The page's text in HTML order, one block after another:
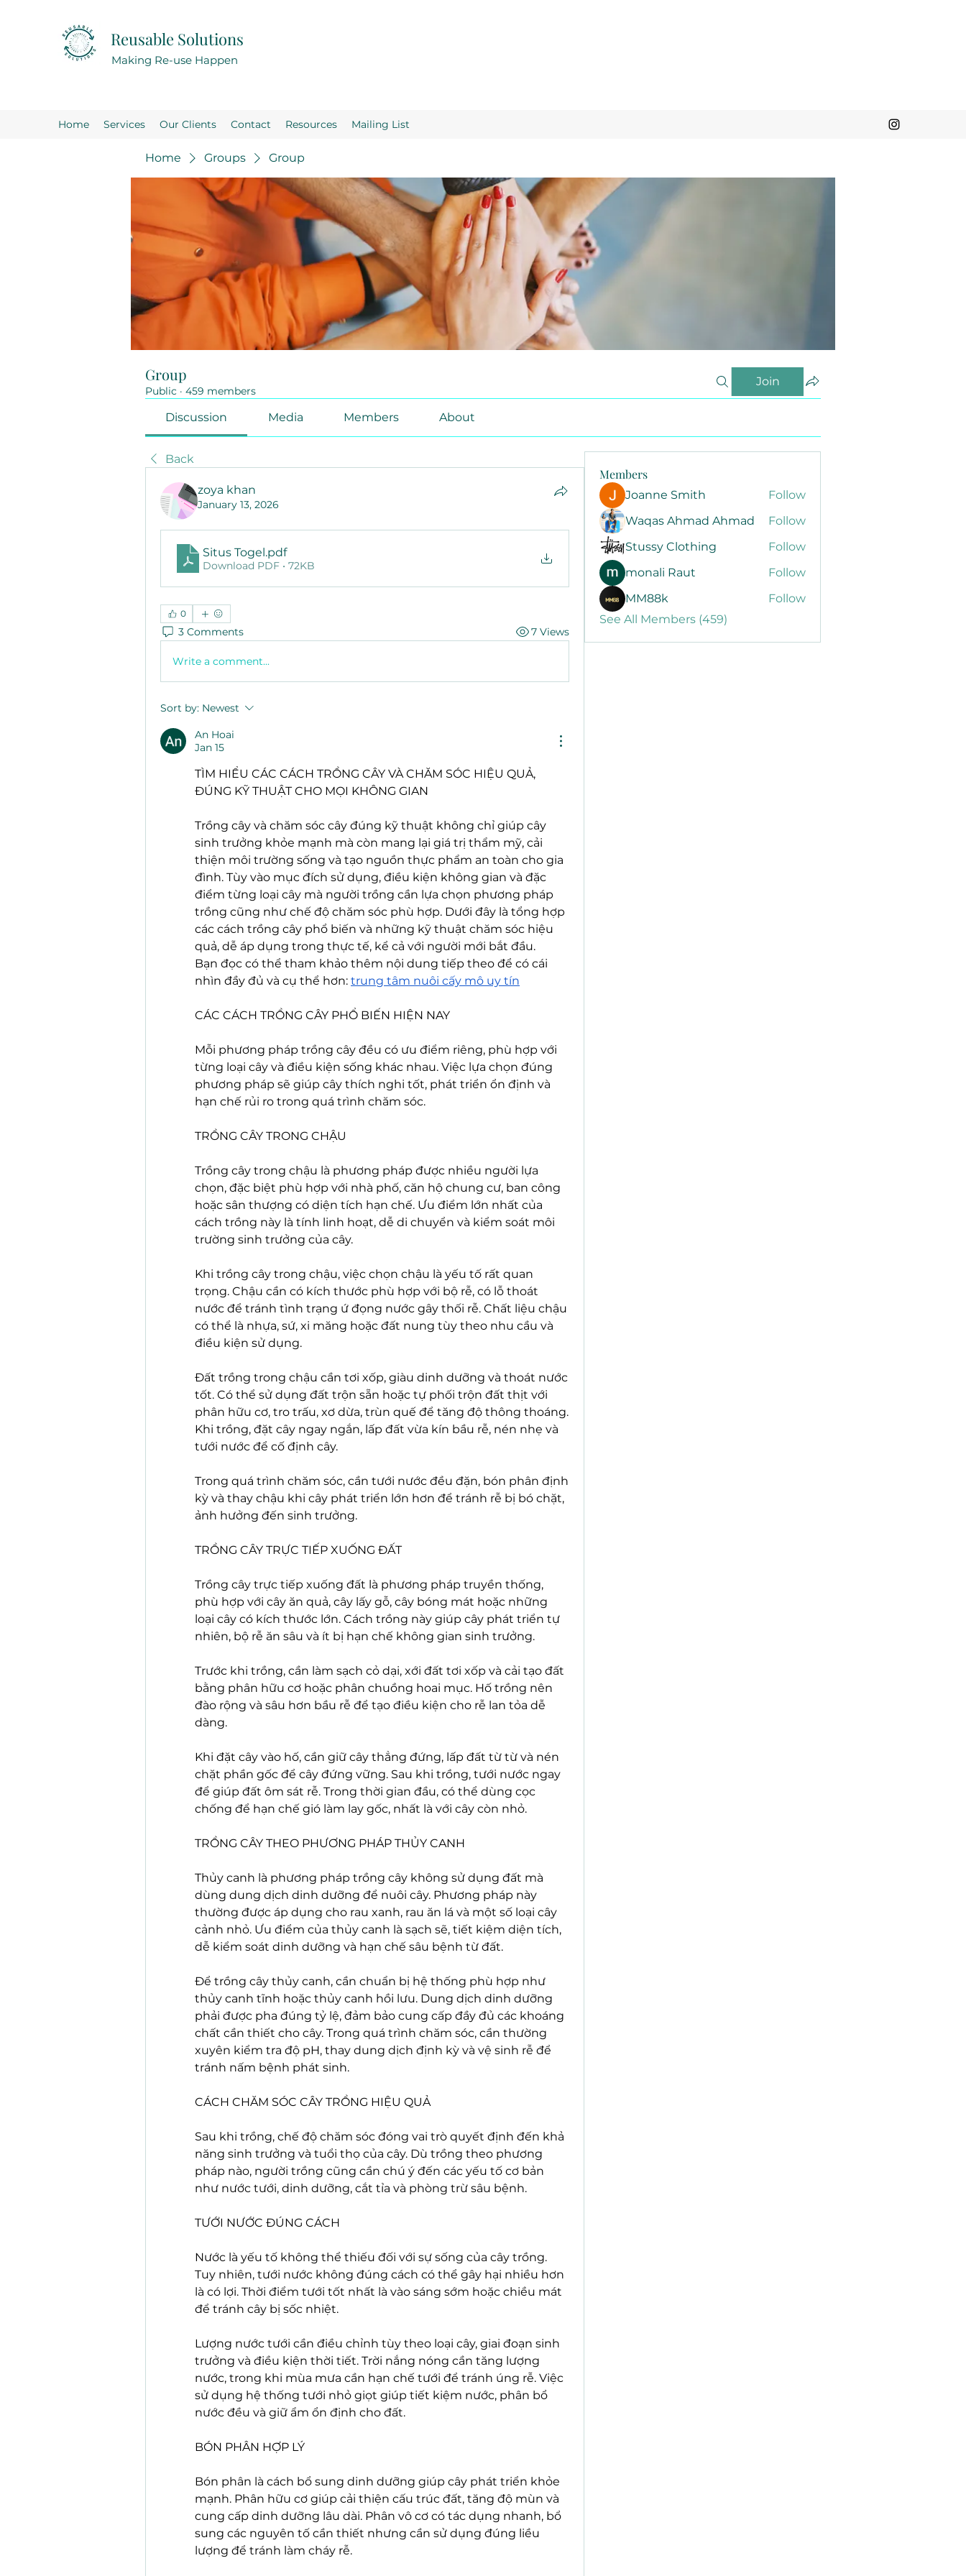
Reusable Solutions
Making Re-use Happen
Home Services Our Clients Contact Resources Mailing List
Home Groups Group
Group
Public · 459 members
Join
Discussion Media Members About
Back
zoya khan
January 13, 2026
Situs Togel.pdf
Download PDF • 72KB
0
3 Comments 7 Views
Write a comment...
Sort by: Newest
An Hoai
Jan 15
TÌM HIỂU CÁC CÁCH TRỒNG CÂY VÀ CHĂM SÓC HIỆU QUẢ,
ĐÚNG KỸ THUẬT CHO MỌI KHÔNG GIAN
Trồng cây và chăm sóc cây đúng kỹ thuật không chỉ giúp cây
sinh trưởng khỏe mạnh mà còn mang lại giá trị thẩm mỹ, cải
thiện môi trường sống và tạo nguồn thực phẩm an toàn cho gia
đình. Tùy vào mục đích sử dụng, điều kiện không gian và đặc
điểm từng loại cây mà người trồng cần lựa chọn phương pháp
trồng cũng như chế độ chăm sóc phù hợp. Dưới đây là tổng hợp
các cách trồng cây phổ biến và những kỹ thuật chăm sóc hiệu
quả, dễ áp dụng trong thực tế, kể cả với người mới bắt đầu.
Bạn đọc có thể tham khảo thêm nội dung tiếp theo để có cái
nhìn đầy đủ và cụ thể hơn: trung tâm nuôi cấy mô uy tín
CÁC CÁCH TRỒNG CÂY PHỔ BIẾN HIỆN NAY
Mỗi phương pháp trồng cây đều có ưu điểm riêng, phù hợp với
từng loại cây và điều kiện sống khác nhau. Việc lựa chọn đúng
phương pháp sẽ giúp cây thích nghi tốt, phát triển ổn định và
hạn chế rủi ro trong quá trình chăm sóc.
TRỒNG CÂY TRONG CHẬU
Trồng cây trong chậu là phương pháp được nhiều người lựa
chọn, đặc biệt phù hợp với nhà phố, căn hộ chung cư, ban công
hoặc sân thượng có diện tích hạn chế. Ưu điểm lớn nhất của
cách trồng này là tính linh hoạt, dễ di chuyển và kiểm soát môi
trường sinh trưởng của cây.
Khi trồng cây trong chậu, việc chọn chậu là yếu tố rất quan
trọng. Chậu cần có kích thước phù hợp với bộ rễ, có lỗ thoát
nước để tránh tình trạng ứ đọng nước gây thối rễ. Chất liệu chậu
có thể là nhựa, sứ, xi măng hoặc đất nung tùy theo nhu cầu và
điều kiện sử dụng.
Đất trồng trong chậu cần tơi xốp, giàu dinh dưỡng và thoát nước
tốt. Có thể sử dụng đất trộn sẵn hoặc tự phối trộn đất thịt với
phân hữu cơ, tro trấu, xơ dừa, trùn quế để tăng độ thông thoáng.
Khi trồng, đặt cây ngay ngắn, lấp đất vừa kín bầu rễ, nén nhẹ và
tưới nước để cố định cây.
Trong quá trình chăm sóc, cần tưới nước đều đặn, bón phân định
kỳ và thay chậu khi cây phát triển lớn hơn để tránh rễ bị bó chặt,
ảnh hưởng đến sinh trưởng.
TRỒNG CÂY TRỰC TIẾP XUỐNG ĐẤT
Trồng cây trực tiếp xuống đất là phương pháp truyền thống,
phù hợp với cây ăn quả, cây lấy gỗ, cây bóng mát hoặc những
loại cây có kích thước lớn. Cách trồng này giúp cây phát triển tự
nhiên, bộ rễ ăn sâu và ít bị hạn chế không gian sinh trưởng.
Trước khi trồng, cần làm sạch cỏ dại, xới đất tơi xốp và cải tạo đất
bằng phân hữu cơ hoặc phân chuồng hoai mục. Hố trồng nên
đào rộng và sâu hơn bầu rễ để tạo điều kiện cho rễ lan tỏa dễ
dàng.
Khi đặt cây vào hố, cần giữ cây thẳng đứng, lấp đất từ từ và nén
chặt phần gốc để cây đứng vững. Sau khi trồng, tưới nước ngay
để giúp đất ôm sát rễ. Trong thời gian đầu, có thể dùng cọc
chống để hạn chế gió làm lay gốc, nhất là với cây còn nhỏ.
TRỒNG CÂY THEO PHƯƠNG PHÁP THỦY CANH
Thủy canh là phương pháp trồng cây không sử dụng đất mà
dùng dung dịch dinh dưỡng để nuôi cây. Phương pháp này
thường được áp dụng cho rau xanh, rau ăn lá và một số loại cây
cảnh nhỏ. Ưu điểm của thủy canh là sạch sẽ, tiết kiệm diện tích,
dễ kiểm soát dinh dưỡng và hạn chế sâu bệnh từ đất.
Để trồng cây thủy canh, cần chuẩn bị hệ thống phù hợp như
thủy canh tĩnh hoặc thủy canh hồi lưu. Dung dịch dinh dưỡng
phải được pha đúng tỷ lệ, đảm bảo cung cấp đầy đủ các khoáng
chất cần thiết cho cây. Trong quá trình chăm sóc, cần thường
xuyên kiểm tra độ pH, thay dung dịch định kỳ và vệ sinh rễ để
tránh nấm bệnh phát sinh.
CÁCH CHĂM SÓC CÂY TRỒNG HIỆU QUẢ
Sau khi trồng, chế độ chăm sóc đóng vai trò quyết định đến khả
năng sinh trưởng và tuổi thọ của cây. Dù trồng theo phương
pháp nào, người trồng cũng cần chú ý đến các yếu tố cơ bản
như nước tưới, dinh dưỡng, cắt tỉa và phòng trừ sâu bệnh.
TƯỚI NƯỚC ĐÚNG CÁCH
Nước là yếu tố không thể thiếu đối với sự sống của cây trồng.
Tuy nhiên, tưới nước không đúng cách có thể gây hại nhiều hơn
là có lợi. Thời điểm tưới tốt nhất là vào sáng sớm hoặc chiều mát
để tránh cây bị sốc nhiệt.
Lượng nước tưới cần điều chỉnh tùy theo loại cây, giai đoạn sinh
trưởng và điều kiện thời tiết. Trời nắng nóng cần tăng lượng
nước, trong khi mùa mưa cần hạn chế tưới để tránh úng rễ. Việc
sử dụng hệ thống tưới nhỏ giọt giúp tiết kiệm nước, phân bổ
nước đều và giữ ẩm ổn định cho đất.
BÓN PHÂN HỢP LÝ
Bón phân là cách bổ sung dinh dưỡng giúp cây phát triển khỏe
mạnh. Phân hữu cơ giúp cải thiện cấu trúc đất, tăng độ mùn và
cung cấp dinh dưỡng lâu dài. Phân vô cơ có tác dụng nhanh, bổ
sung các nguyên tố cần thiết nhưng cần sử dụng đúng liều
lượng để tránh làm cháy rễ.
Members
Joanne Smith
Follow
Waqas Ahmad Ahmad
Follow
Stussy Clothing
Follow
monali Raut
Follow
MM88k
Follow
See All Members (459)